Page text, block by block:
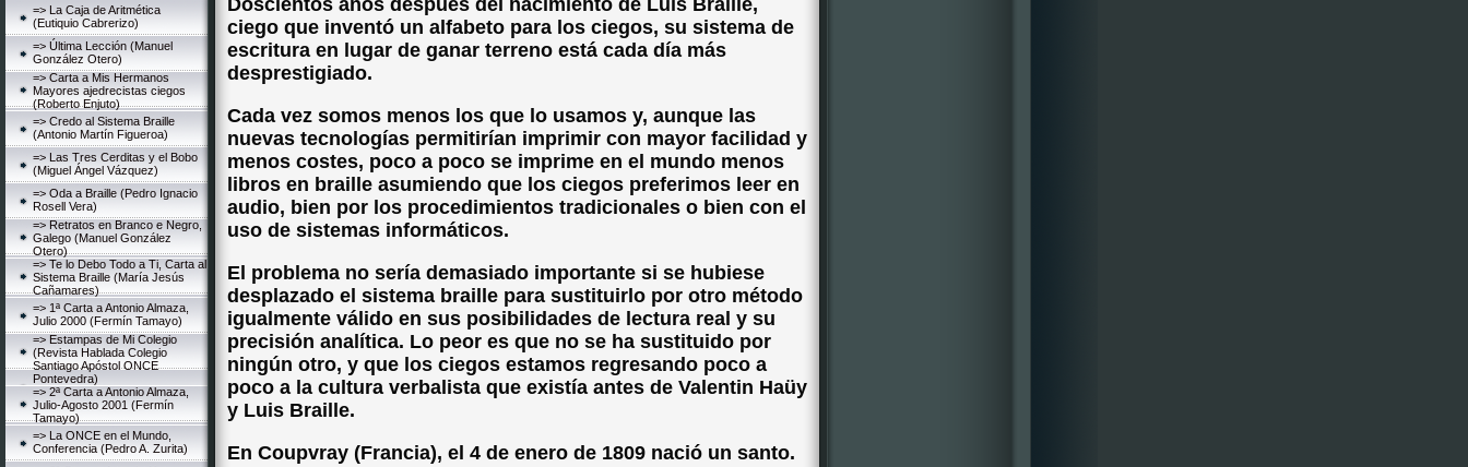
=> La Caja de Aritmética
(Eutiquio Cabrerizo)
=> Última Lección (Manuel
González Otero)
=> Carta a Mis Hermanos
Mayores ajedrecistas ciegos
(Roberto Enjuto)
=> Credo al Sistema Braille
(Antonio Martín Figueroa)
=> Las Tres Cerditas y el Bobo
(Miguel Ángel Vázquez)
=> Oda a Braille (Pedro Ignacio
Rosell Vera)
=> Retratos en Branco e Negro,
Galego (Manuel González
Otero)
=> Te lo Debo Todo a Ti, Carta al
Sistema Braille (María Jesús
Cañamares)
=> 1ª Carta a Antonio Almaza,
Julio 2000 (Fermín Tamayo)
=> Estampas de Mi Colegio
(Revista Hablada Colegio
Santiago Apóstol ONCE
Pontevedra)
=> 2ª Carta a Antonio Almaza,
Julio-Agosto 2001 (Fermín
Tamayo)
=> La ONCE en el Mundo,
Conferencia (Pedro A. Zurita)
Doscientos años después del nacimiento de Luis Braille,
ciego que inventó un alfabeto para los ciegos, su sistema de
escritura en lugar de ganar terreno está cada día más
desprestigiado.
Cada vez somos menos los que lo usamos y, aunque las
nuevas tecnologías permitirían imprimir con mayor facilidad y
menos costes, poco a poco se imprime en el mundo menos
libros en braille asumiendo que los ciegos preferimos leer en
audio, bien por los procedimientos tradicionales o bien con el
uso de sistemas informáticos.
El problema no sería demasiado importante si se hubiese
desplazado el sistema braille para sustituirlo por otro método
igualmente válido en sus posibilidades de lectura real y su
precisión analítica. Lo peor es que no se ha sustituido por
ningún otro, y que los ciegos estamos regresando poco a
poco a la cultura verbalista que existía antes de Valentin Haüy
y Luis Braille.
En Coupvray (Francia), el 4 de enero de 1809 nació un santo.